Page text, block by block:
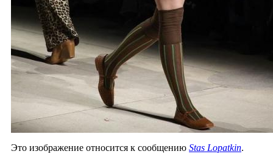
Это изображение относится к сообщению Stas Lopatkin.